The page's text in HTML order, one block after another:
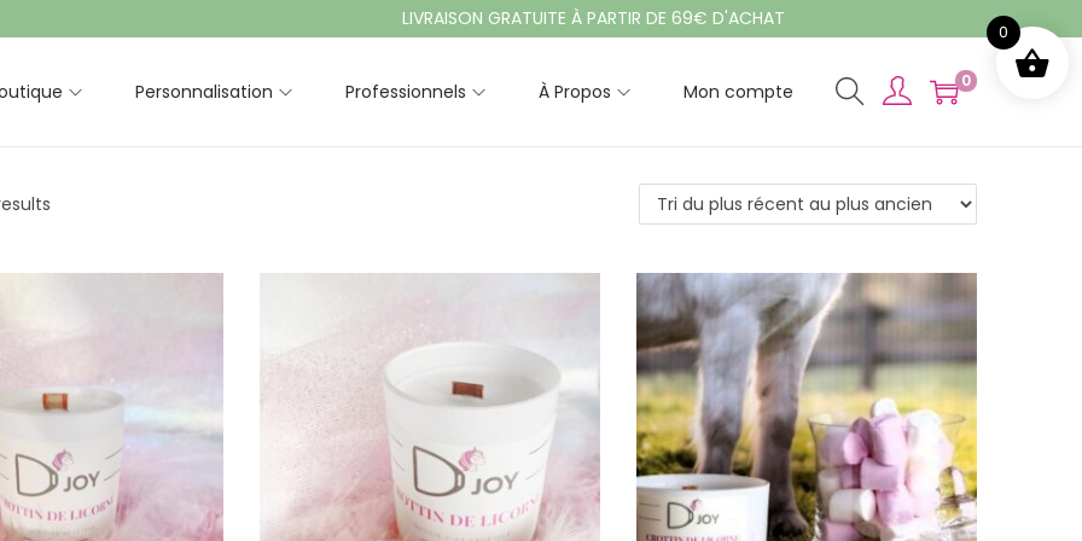
LIVRAISON GRATUITE À PARTIR DE 69€ D'ACHAT
Personnalisation Professionnels À Propos Mon compte 0
0